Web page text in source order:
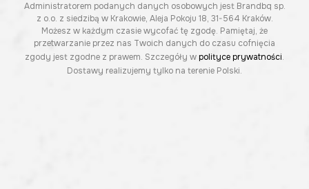
Administratorem podanych danych osobowych jest Brandbq sp.
z o.o. z siedzibą w Krakowie, Aleja Pokoju 18, 31-564 Kraków.
Możesz w każdym czasie wycofać tę zgodę. Pamiętaj, że
przetwarzanie przez nas Twoich danych do czasu cofnięcia
zgody jest zgodne z prawem. Szczegóły wpolityce prywatności.
Dostawy realizujemy tylko na terenie Polski.